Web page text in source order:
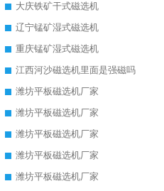
大庆铁矿干式磁选机
辽宁锰矿湿式磁选机
重庆锰矿湿式磁选机
江西河沙磁选机里面是强磁吗
潍坊平板磁选机厂家
潍坊平板磁选机厂家
潍坊平板磁选机厂家
潍坊平板磁选机厂家
潍坊平板磁选机厂家